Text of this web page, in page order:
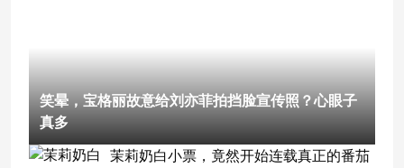
笑晕，宝格丽故意给刘亦菲拍挡脸宣传照？心眼子
真多
茉莉奶白小票，竟然开始连载真正的番茄